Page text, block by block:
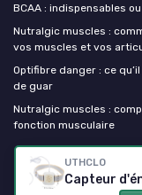
UTHCLO
BCAA : indispensables
Nutralgic muscles :
vos muscles et vos
Optifibre danger : ce
de guar
Nutralgic muscles :
fonction musculaire
Mes